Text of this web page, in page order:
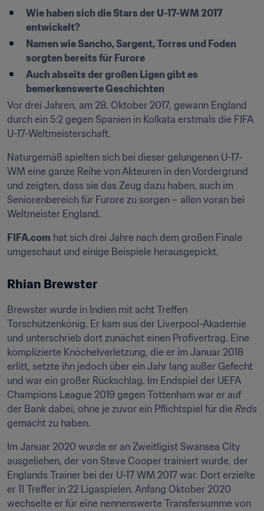
Wie haben sich die Stars der U-17-WM 2017
entwickelt?
Namen wie Sancho, Sargent, Torres und Foden
sorgten bereits für Furore
Auch abseits der großen Ligen gibt es
bemerkenswerte Geschichten
Vor drei Jahren, am 28. Oktober 2017, gewann England
durch ein 5:2 gegen Spanien in Kolkata erstmals die FIFA
U-17-Weltmeisterschaft.
Naturgemäß spielten sich bei dieser gelungenen U-17-
WM eine ganze Reihe von Akteuren in den Vordergrund
und zeigten, dass sie das Zeug dazu haben, auch im
Seniorenbereich für Furore zu sorgen – allen voran bei
Weltmeister England.
FIFA.com hat sich drei Jahre nach dem großen Finale
umgeschaut und einige Beispiele herausgepickt.
Rhian Brewster
Brewster wurde in Indien mit acht Treffen
Torschützenkönig. Er kam aus der Liverpool-Akademie
und unterschrieb dort zunächst einen Profivertrag. Eine
komplizierte Knöchelverletzung, die er im Januar 2018
erlitt, setzte ihn jedoch über ein Jahr lang außer Gefecht
und war ein großer Rückschlag. Im Endspiel der UEFA
Champions League 2019 gegen Tottenham war er auf
der Bank dabei, ohne je zuvor ein Pflichtspiel für die Reds
gemacht zu haben.
Im Januar 2020 wurde er an Zweitligist Swansea City
ausgeliehen, der von Steve Cooper trainiert wurde, der
Englands Trainer bei der U-17 WM 2017 war. Dort erzielte
er 11 Treffer in 22 Ligaspielen. Anfang Oktober 2020
wechselte er für eine nennenswerte Transfersumme von